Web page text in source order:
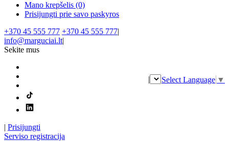
Mano krepšelis (0)
Prisijungti prie savo paskyros
+370 45 555 777 +370 45 555 777|
info@marguciai.lt|
Sekite mus
| Prisijungti
| Select Language ▼
Serviso registracija